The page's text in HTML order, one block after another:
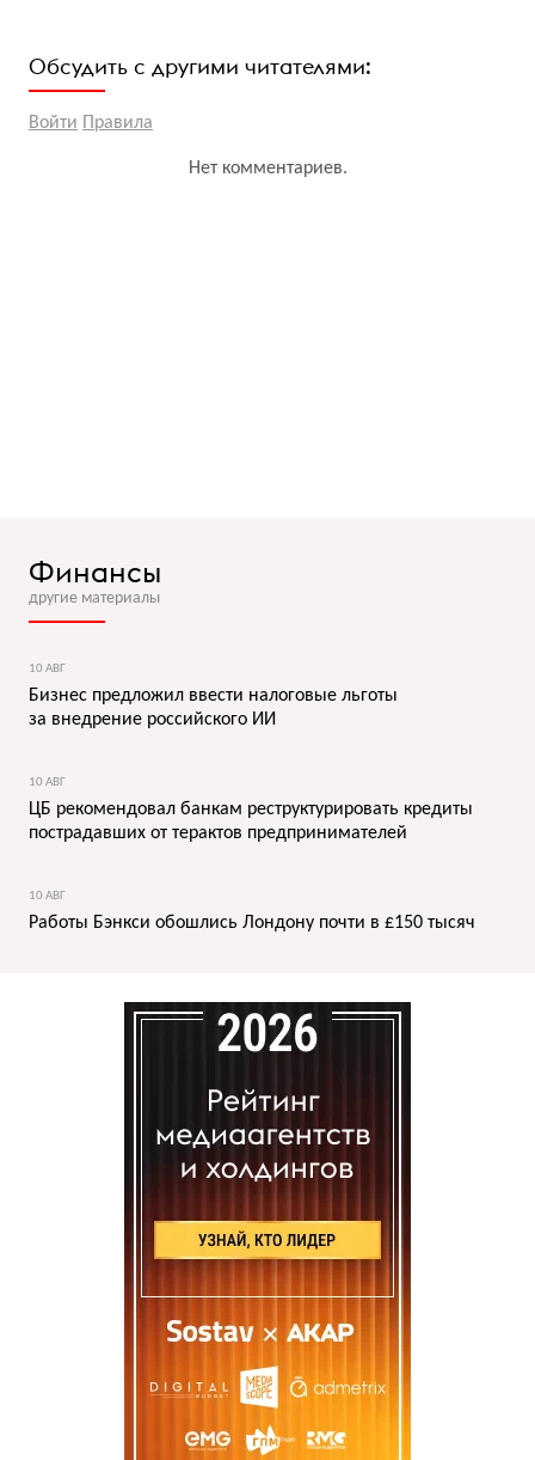
Обсудить с другими читателями:
Войти Правила
Нет комментариев.
Финансы
другие материалы
10 АВГ
Бизнес предложил ввести налоговые льготы
за внедрение российского ИИ
10 АВГ
ЦБ рекомендовал банкам реструктурировать кредиты
пострадавших от терактов предпринимателей
10 АВГ
Работы Бэнкси обошлись Лондону почти в £150 тысяч